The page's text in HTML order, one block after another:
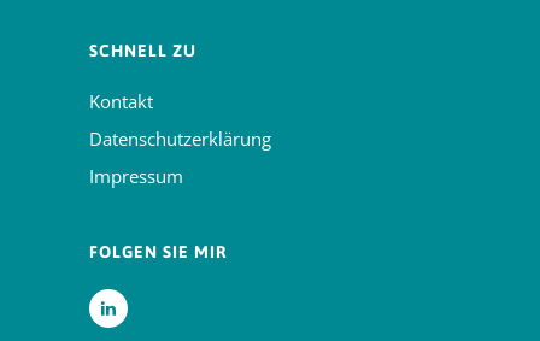
SCHNELL ZU
Kontakt
Datenschutzerklärung
Impressum
FOLGEN SIE MIR